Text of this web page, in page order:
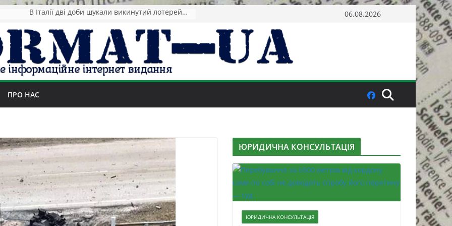
Підсумки 05.08: Удар по Києву і брак антибалістики 06.08.2026
ПРО НАС
ЮРИДИЧНА КОНСУЛЬТАЦІЯ
ЮРИДИЧНА КОНСУЛЬТАЦІЯ